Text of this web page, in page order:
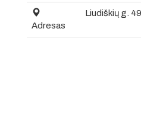
Adresas
Liudiškių g.